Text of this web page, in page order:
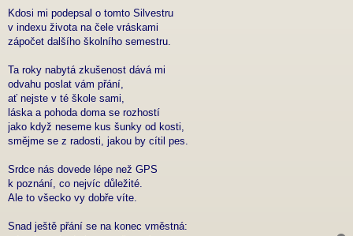
í
s
p
e
k
Kdosi mi podepsal o tomto Silvestru
v indexu života na čele vráskami
zápočet dalšího školního semestru.
Ta roky nabytá zkušenost dává mi
odvahu poslat vám přání,
ať nejste v té škole sami,
láska a pohoda doma se rozhostí
jako když neseme kus šunky od kosti,
smějme se z radosti, jakou by cítil pes.
Srdce nás dovede lépe než GPS
k poznání, co nejvíc důležité.
Ale to všecko vy dobře víte.
Snad ještě přání se na konec vměstná: